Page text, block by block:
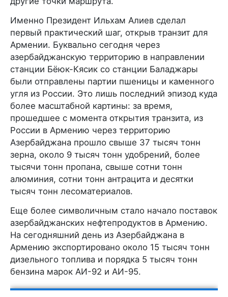
Именно Президент Ильхам Алиев сделал
первый практический шаг, открыв транзит для
Армении. Буквально сегодня через
азербайджанскую территорию в направлении
станции Бёюк-Кясик со станции Баладжары
были отправлены партии пшеницы и каменного
угля из России. Это лишь последний эпизод куда
более масштабной картины: за время,
прошедшее с момента открытия транзита, из
России в Армению через территорию
Азербайджана прошло свыше 37 тысяч тонн
зерна, около 9 тысяч тонн удобрений, более
тысячи тонн пропана, свыше сотни тонн
алюминия, сотни тонн антрацита и десятки
тысяч тонн лесоматериалов.
Еще более символичным стало начало поставок
азербайджанских нефтепродуктов в Армению.
На сегодняшний день из Азербайджана в
Армению экспортировано около 15 тысяч тонн
дизельного топлива и порядка 5 тысяч тонн
бензина марок АИ-92 и АИ-95.